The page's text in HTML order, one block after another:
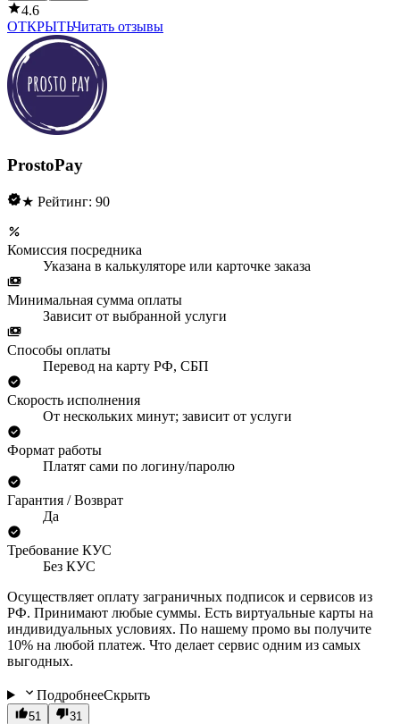
4.6
ОТКРЫТЬЧитать отзывы
ProstoPay
★ Рейтинг: 90
Комиссия посредника
Указана в калькуляторе или карточке заказа
Минимальная сумма оплаты
Зависит от выбранной услуги
Способы оплаты
Перевод на карту РФ, СБП
Скорость исполнения
От нескольких минут; зависит от услуги
Формат работы
Платят сами по логину/паролю
Гарантия / Возврат
Да
Требование КУС
Без КУС
Осуществляет оплату заграничных подписок и сервисов из
РФ. Принимают любые суммы. Есть виртуальные карты на
индивидуальных условиях. По нашему промо вы получите
10% на любой платеж. Что делает сервис одним из самых
выгодных.
ПодробнееСкрыть
51 31